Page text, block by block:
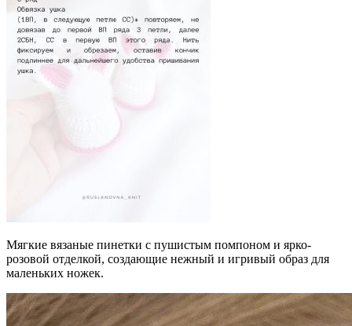
Мягкие вязаные пинетки с пушистым помпоном и ярко-
розовой отделкой, создающие нежный и игривый образ для
маленьких ножек.